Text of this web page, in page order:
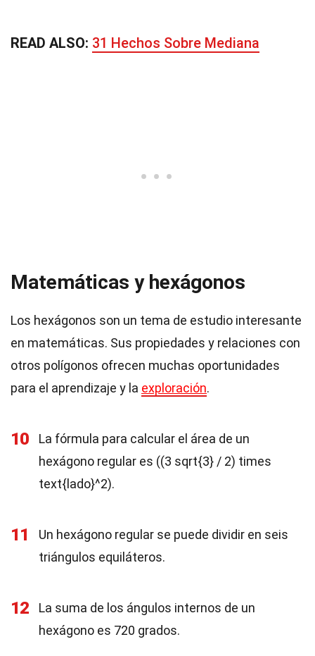
READ ALSO: 31 Hechos Sobre Mediana
Matemáticas y hexágonos
Los hexágonos son un tema de estudio interesante
en matemáticas. Sus propiedades y relaciones con
otros polígonos ofrecen muchas oportunidades
para el aprendizaje y la exploración.
10
La fórmula para calcular el área de un
hexágono regular es ((3 sqrt{3} / 2) times
text{lado}^2).
11
Un hexágono regular se puede dividir en seis
triángulos equiláteros.
12
La suma de los ángulos internos de un
hexágono es 720 grados.